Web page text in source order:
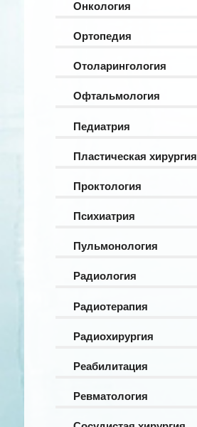
Онкология
Ортопедия
Отоларингология
Офтальмология
Педиатрия
Пластическая хирургия
Проктология
Психиатрия
Пульмонология
Радиология
Радиотерапия
Радиохирургия
Реабилитация
Ревматология